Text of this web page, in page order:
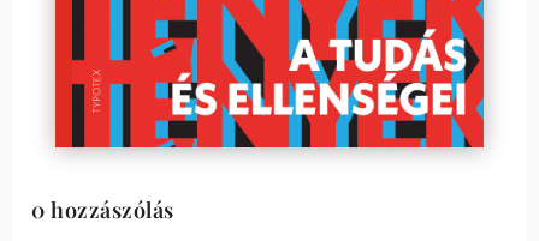
0 hozzászólás